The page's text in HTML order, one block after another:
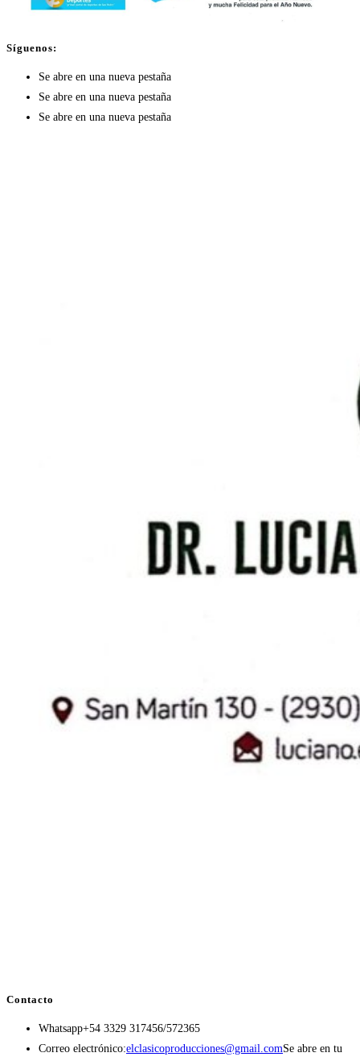
Síguenos:
Se abre en una nueva pestaña
Se abre en una nueva pestaña
Se abre en una nueva pestaña
Contacto
Whatsapp+54 3329 317456/572365
Correo electrónico:elclasicoproducciones@gmail.comSe abre en tu